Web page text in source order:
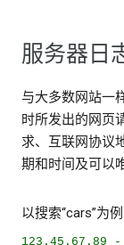
服务器日
与大多数网站一
时所发出的网页
求、互联网协议
期和时间及可以
以搜索“cars”为
123.45.67.89